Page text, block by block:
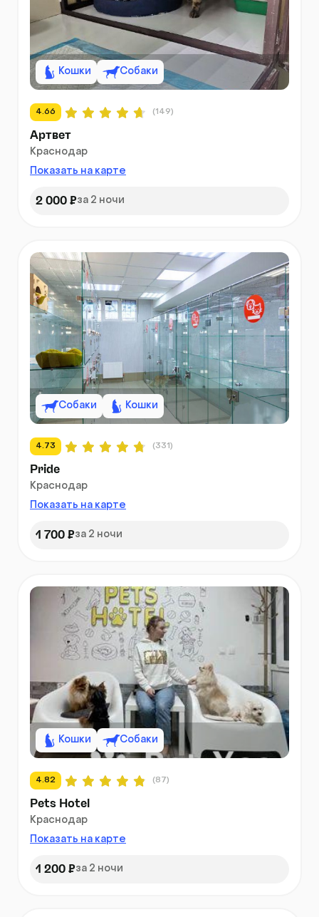
Кошки Собаки
4.66 (149)
Артвет
Краснодар
Показать на карте
2 000 ₽за 2 ночи
Собаки Кошки
4.73 (331)
Pride
Краснодар
Показать на карте
1 700 ₽за 2 ночи
Кошки Собаки
4.82 (87)
Pets Hotel
Краснодар
Показать на карте
1 200 ₽за 2 ночи